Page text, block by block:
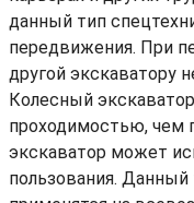
данный тип
передвижения. При
другой экскаватору
Колесный
проходимостью, чем
экскаватор может
пользования.